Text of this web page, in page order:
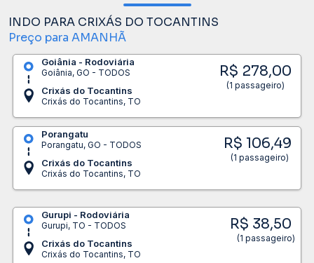
INDO PARA CRIXÁS DO TOCANTINS
Preço para AMANHÃ
Goiânia - Rodoviária
Goiânia, GO - TODOS
Crixás do Tocantins
Crixás do Tocantins, TO
R$ 278,00
(1 passageiro)
Porangatu
Porangatu, GO - TODOS
Crixás do Tocantins
Crixás do Tocantins, TO
R$ 106,49
(1 passageiro)
Gurupi - Rodoviária
Gurupi, TO - TODOS
Crixás do Tocantins
Crixás do Tocantins, TO
R$ 38,50
(1 passageiro)